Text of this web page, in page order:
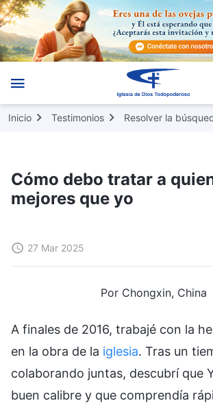
Inicio Testimonios Resolver la
Cómo debo tratar a
mejores que yo
27 Mar 2025
Por Chongxin, China
A finales de 2016, trabajé con la
en la obra de la iglesia. Tras un
colaborando juntas, descubrí que
buen calibre y que comprendía